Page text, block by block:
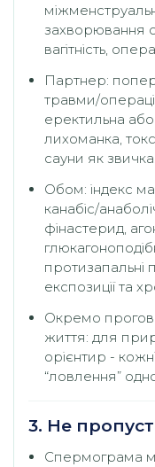
захворювання
вагітність,
Партнер:
травми/
еректильна
лихоманка,
сауни як звичка.
Обом: індекс
канабіс/
фінастерид,
протизапальні
експозиції та
Окремо
життя: для
орієнтир -
“ловлення”
3. Не
Спермограма